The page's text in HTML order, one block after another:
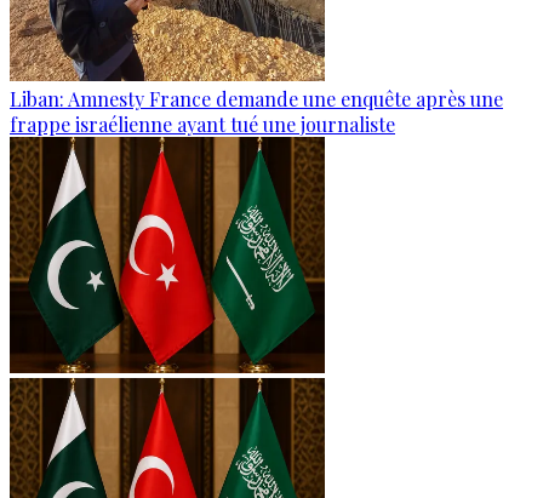
Liban: Amnesty France demande une enquête après une
frappe israélienne ayant tué une journaliste